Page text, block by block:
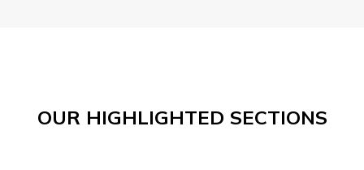
OUR HIGHLIGHTED SECTIONS